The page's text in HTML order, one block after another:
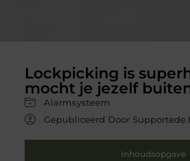
Lockpicking is
mocht je jezelf
Alarmsysteem
Gepubliceerd Door
Inhoudsopgave